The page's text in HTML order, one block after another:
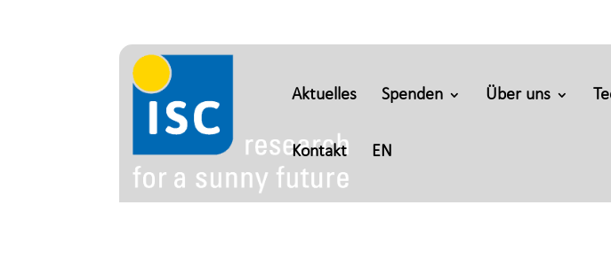
Aktuelles Spenden Über uns
Kontakt EN